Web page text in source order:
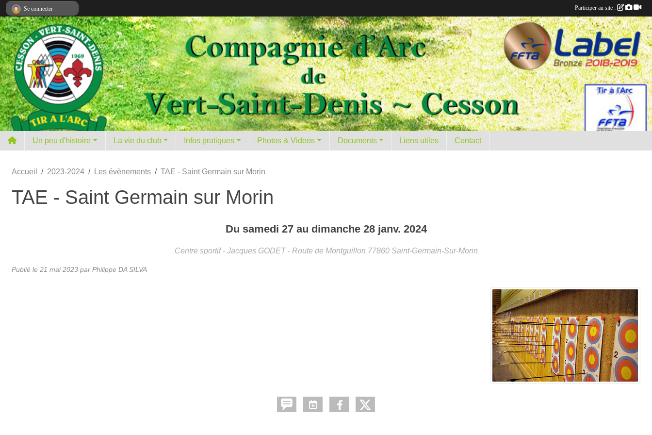
Un peu d'histoire La vie du club Infos pratiques Photos & Videos Documents Liens utiles Contact
Accueil 2023-2024 Les évènements TAE - Saint Germain sur Morin
TAE - Saint Germain sur Morin
Du samedi 27au dimanche 28 janv. 2024
Centre sportif - Jacques GODET - Route de Montguillon 77860 Saint-Germain-Sur-Morin
Publié le 21 mai 2023 par Philippe DA SILVA
Se connecter Participer au site :
Panneau de gestion des cookies